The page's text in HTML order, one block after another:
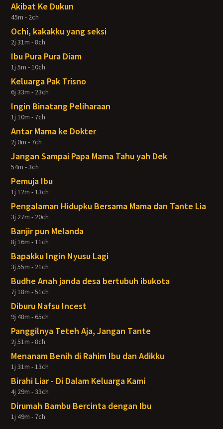
Akibat Ke Dukun
45m - 2ch
Ochi, kakakku yang seksi
2j 31m - 8ch
Ibu Pura Pura Diam
1j 5m - 10ch
Keluarga Pak Trisno
6j 33m - 23ch
Ingin Binatang Peliharaan
1j 10m - 7ch
Antar Mama ke Dokter
2j 0m - 7ch
Jangan Sampai Papa Mama Tahu yah Dek
54m - 3ch
Pemuja Ibu
1j 12m - 13ch
Pengalaman Hidupku Bersama Mama dan Tante Lia
3j 27m - 20ch
Banjir pun Melanda
8j 16m - 11ch
Bapakku Ingin Nyusu Lagi
3j 55m - 21ch
Budhe Anah janda desa bertubuh ibukota
7j 18m - 51ch
Diburu Nafsu Incest
9j 48m - 65ch
Panggilnya Teteh Aja, Jangan Tante
2j 51m - 8ch
Menanam Benih di Rahim Ibu dan Adikku
1j 31m - 13ch
Birahi Liar - Di Dalam Keluarga Kami
4j 29m - 33ch
Dirumah Bambu Bercinta dengan Ibu
1j 49m - 7ch